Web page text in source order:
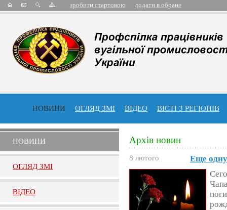
зробити стартовою додати в обране
НОВИНИ ОГЛЯД ЗМІ ВІДЕО ВІСТІ З РЕГІОНІВ
НОВИНИ
ОГЛЯД ЗМI
ВIДЕО
Архів новин
8 лютого
Еще